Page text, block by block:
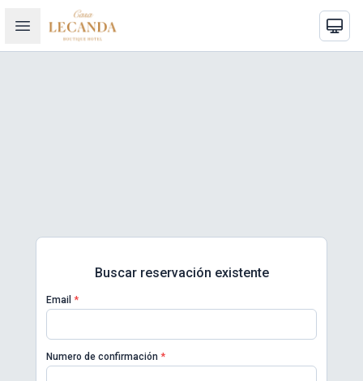
Buscar reservación existente
Email *
Numero de confirmación *